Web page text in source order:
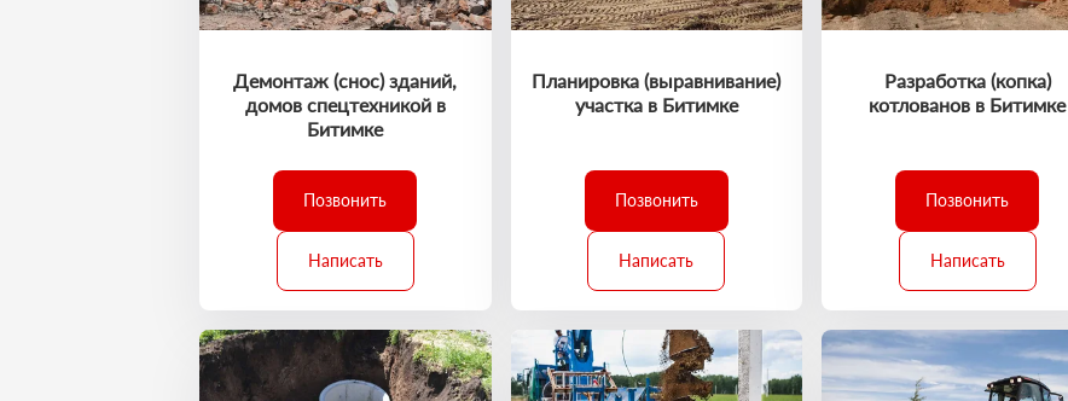
Демонтаж (снос) зданий,
домов спецтехникой в
Битимке
Позвонить
Написать
Планировка (выравнивание)
участка в Битимке
Позвонить
Написать
Разработка (копка)
котлованов в Битимке
Позвонить
Написать